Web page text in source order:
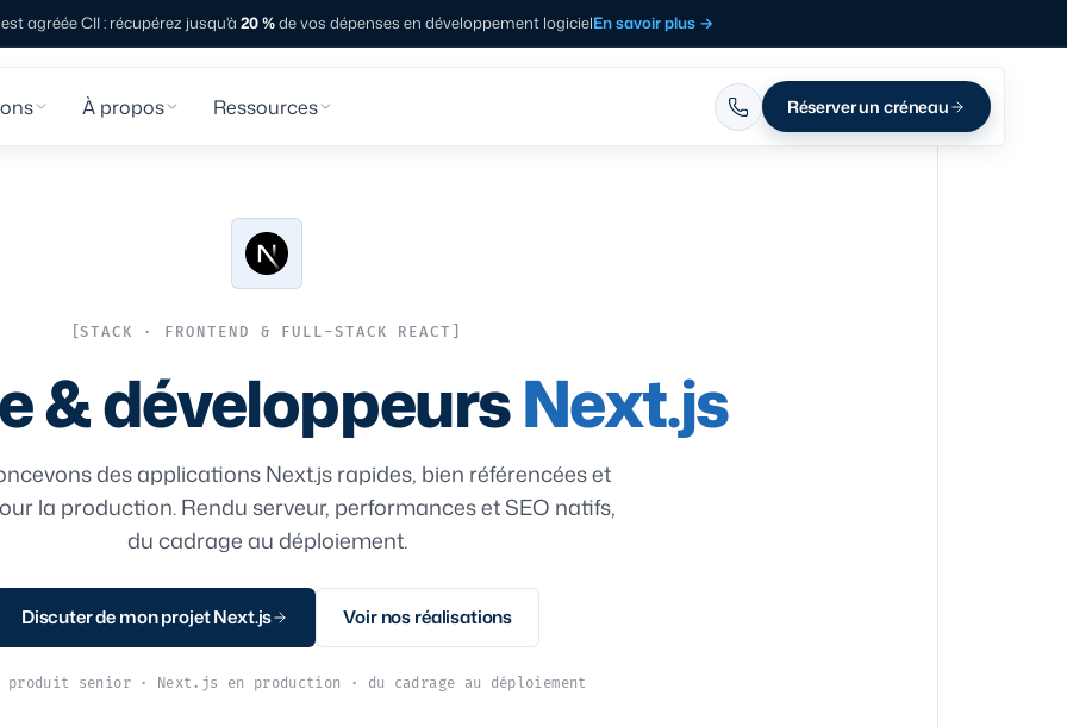
agréée CII : récupérez jusqu'à20 %de vos dépenses en développement logicielEn savoir plus →
À propos Ressources Réserver un créneau
STACK · FRONTEND & FULL-STACK REACT
& développeursNext.js
des applications Next.js rapides, bien référencées et
la production. Rendu serveur, performances et SEO natifs,
du cadrage au déploiement.
Discuter de mon projet Next.js Voir nos réalisations
produit senior · Next.js en production · du cadrage au déploiement